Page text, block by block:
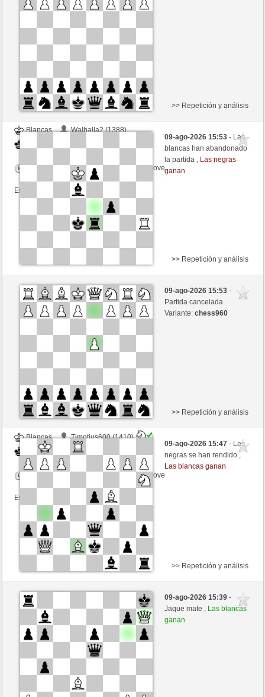
Blancas
Walhalla2 (1388)
Tiempo: 14 minutes/side + 1 seconds/move
Esta partida es por puntos
>> Repetición y análisis
09-ago-2026 15:53- Las
blancas han abandonado
la partida , Las negras
ganan
Negras
Hofi555 (1226) (+21)
Blancas
Buong (1350) (-21)
Esta partida es por puntos
>> Repetición y análisis
09-ago-2026 15:53-
Partida cancelada
Variante:chess960
Blancas
Timotius600 (1410)
Negras
Buong (1350)
Tiempo: 12 minutes/side + 0 seconds/move
Esta partida es por puntos
>> Repetición y análisis
09-ago-2026 15:47- Las
negras se han rendido ,
Las blancas ganan
Blancas
nichtganzsaemisch (1406) (+14)
Negras
Tiempo: 10 minutes/side + 0 seconds/move
Esta partida es por puntos
>> Repetición y análisis
09-ago-2026 15:39-
Jaque mate , Las blancas
ganan